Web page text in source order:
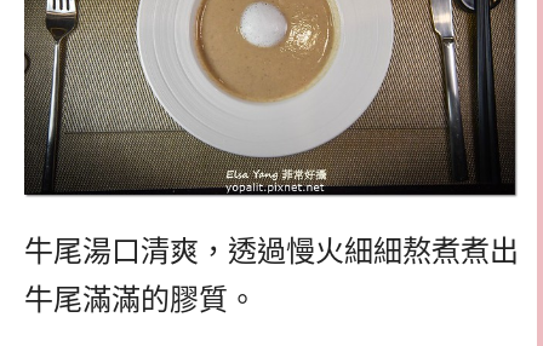
牛尾湯口清爽，透過慢火細細熬煮煮出
牛尾滿滿的膠質。